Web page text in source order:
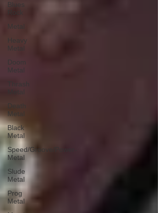
Blues
Metal
Heavy
Metal
Doom
Metal
Thrash
Metal
Death
Metal
Black
Metal
Speed/Groove/Power-
Metal
Slude
Metal
Prog
Metal